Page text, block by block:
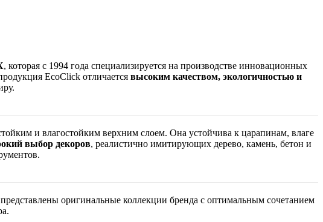
, которая с 1994 года специализируется на производстве инновационных
EcoClick отличается высоким качеством, экологичностью и
и влагостойким верхним слоем. Она устойчива к царапинам, влаге
выбор декоров, реалистично имитирующих дерево, камень, бетон и
оригинальные коллекции бренда с оптимальным сочетанием